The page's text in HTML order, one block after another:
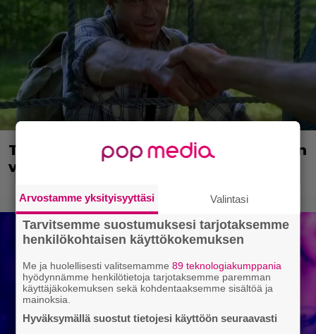
Tuleva videopelielokuva jäi Sam Neillin
viimeiseksi rooliksi
Arvostamme yksityisyyttäsi Valintasi
Tarvitsemme suostumuksesi tarjotaksemme
henkilökohtaisen käyttökokemuksen
Me ja huolellisesti valitsemamme89 teknologiakumppania
hyödynnämme henkilötietoja tarjotaksemme paremman
käyttäjäkokemuksen sekä kohdentaaksemme sisältöä ja
mainoksia.
Hyväksymällä suostut tietojesi käyttöön seuraavasti